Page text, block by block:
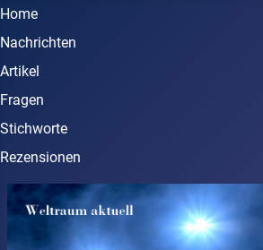
Home
Nachrichten
Artikel
Fragen
Stichworte
Rezensionen